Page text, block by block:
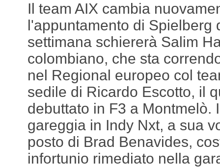
Il team AIX cambia
l'appuntamento di Spielberg
settimana schiererà Salim
colombiano, che sta
nel Regional europeo col
sedile di Ricardo Escotto, il
debuttato in F3 a Montmelò.
gareggia in Indy Nxt, a sua
posto di Brad Benavides,
infortunio rimediato nella